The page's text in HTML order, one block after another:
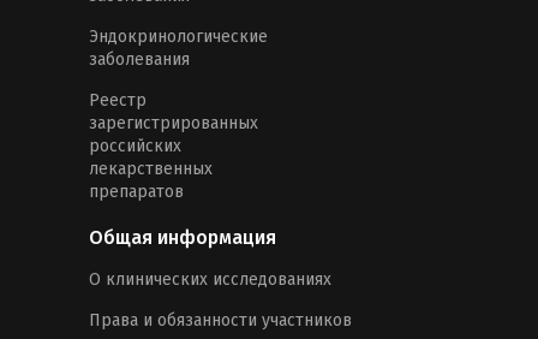
Эндокринологические
заболевания
Реестр
зарегистрированных
российских
лекарственных
препаратов
Общая информация
О клинических исследованиях
Права и обязанности участников